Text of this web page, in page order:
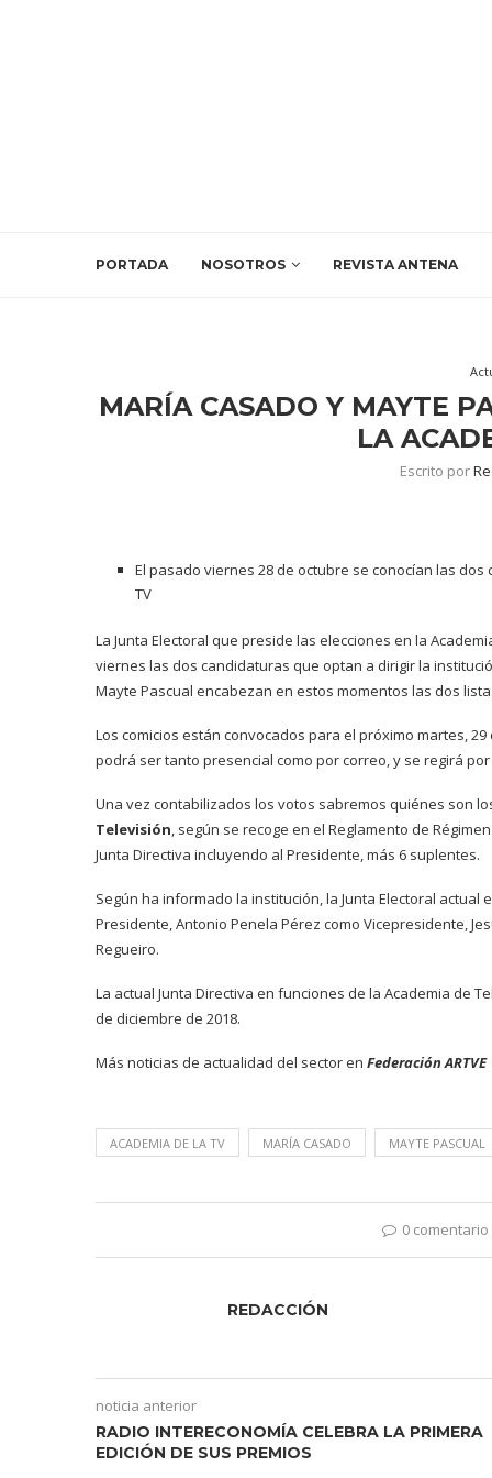
PORTADA NOSOTROS REVISTA ANTENA
MARÍA CASADO Y MAYTE
LA
Escrito por
El pasado viernes 28 de octubre se conocían las
TV
La Junta Electoral que preside las elecciones en la
viernes las dos candidaturas que optan a dirigir la
Mayte Pascual encabezan en estos momentos las dos
Los comicios están convocados para el próximo martes,
podrá ser tanto presencial como por correo, y se regirá
Una vez contabilizados los votos sabremos quiénes son
Televisión, según se recoge en el Reglamento de
Junta Directiva incluyendo al Presidente, más 6 suplentes.
Según ha informado la institución, la Junta Electoral
Presidente, Antonio Penela Pérez como Vicepresidente,
Regueiro.
La actual Junta Directiva en funciones de la Academia de
de diciembre de 2018.
Más noticias de actualidad del sector en Federación ARTVE
ACADEMIA DE LA TV MARÍA CASADO MAYTE PASCUAL
0 comentario
REDACCIÓN
noticia anterior
RADIO INTERECONOMÍA CELEBRA LA PRIMERA
EDICIÓN DE SUS PREMIOS